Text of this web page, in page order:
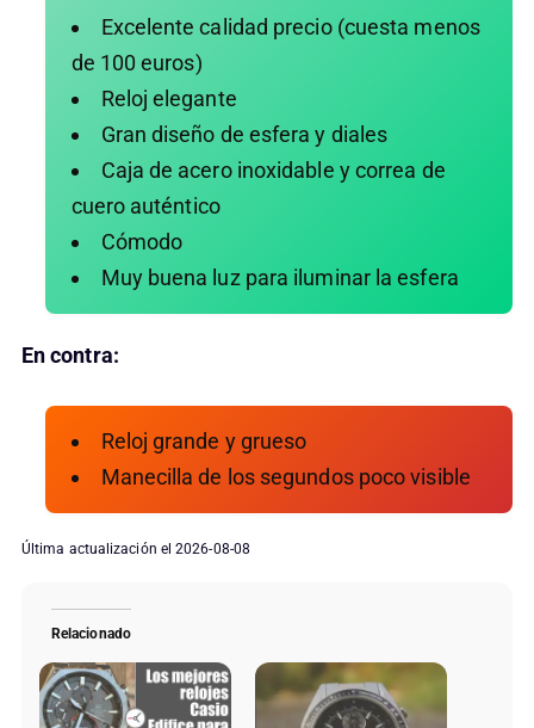
Excelente calidad precio (cuesta menos
de 100 euros)
Reloj elegante
Gran diseño de esfera y diales
Caja de acero inoxidable y correa de
cuero auténtico
Cómodo
Muy buena luz para iluminar la esfera
En contra:
Reloj grande y grueso
Manecilla de los segundos poco visible
Última actualización el 2026-08-08
Relacionado